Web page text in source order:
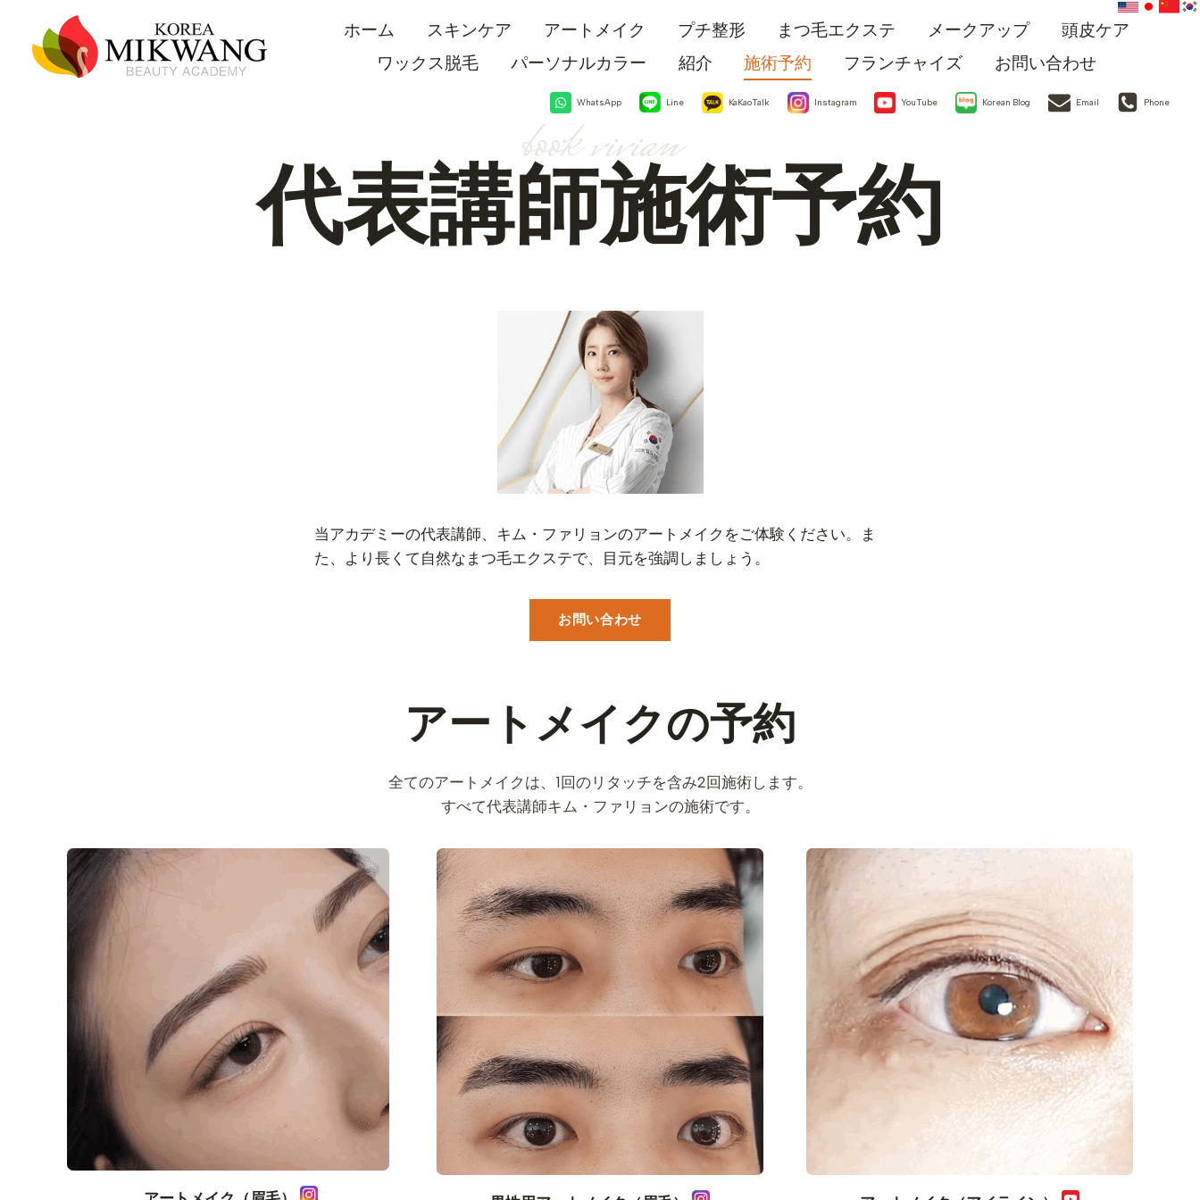
ホーム スキンケア アートメイク プチ整形 まつ毛エクステ メークアップ
頭皮ケア
ワックス脱毛
パーソナルカラー 紹介 施術予約 フランチャイズ お問い合わせ
WhatsApp Line KaKaoTalk Instagram YouTube Korean Blog Email Phone
book vivian
代表講師施術予約
当アカデミーの代表講師、キム・ファリョンのアートメイクをご体験ください。ま
た、より長くて自然なまつ毛エクステで、目元を強調しましょう。
お問い合わせ
アートメイクの予約
全てのアートメイクは、1回のリタッチを含み2回施術します。
すべて代表講師キム・ファリョンの施術です。